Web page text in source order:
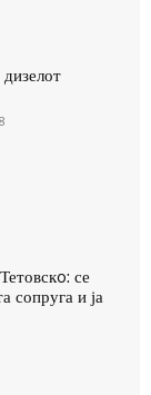
се
сопруга и ја